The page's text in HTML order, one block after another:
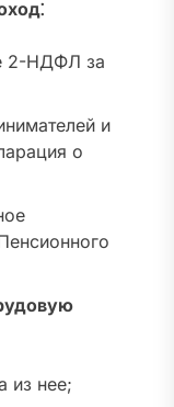
2-НДФЛ за
и
о
из нее;